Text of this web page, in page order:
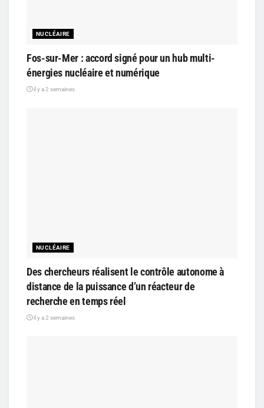
NUCLÉAIRE
Fos-sur-Mer : accord signé pour un hub multi-
énergies nucléaire et numérique
il y a 2 semaines
NUCLÉAIRE
Des chercheurs réalisent le contrôle autonome à
distance de la puissance d’un réacteur de
recherche en temps réel
il y a 2 semaines